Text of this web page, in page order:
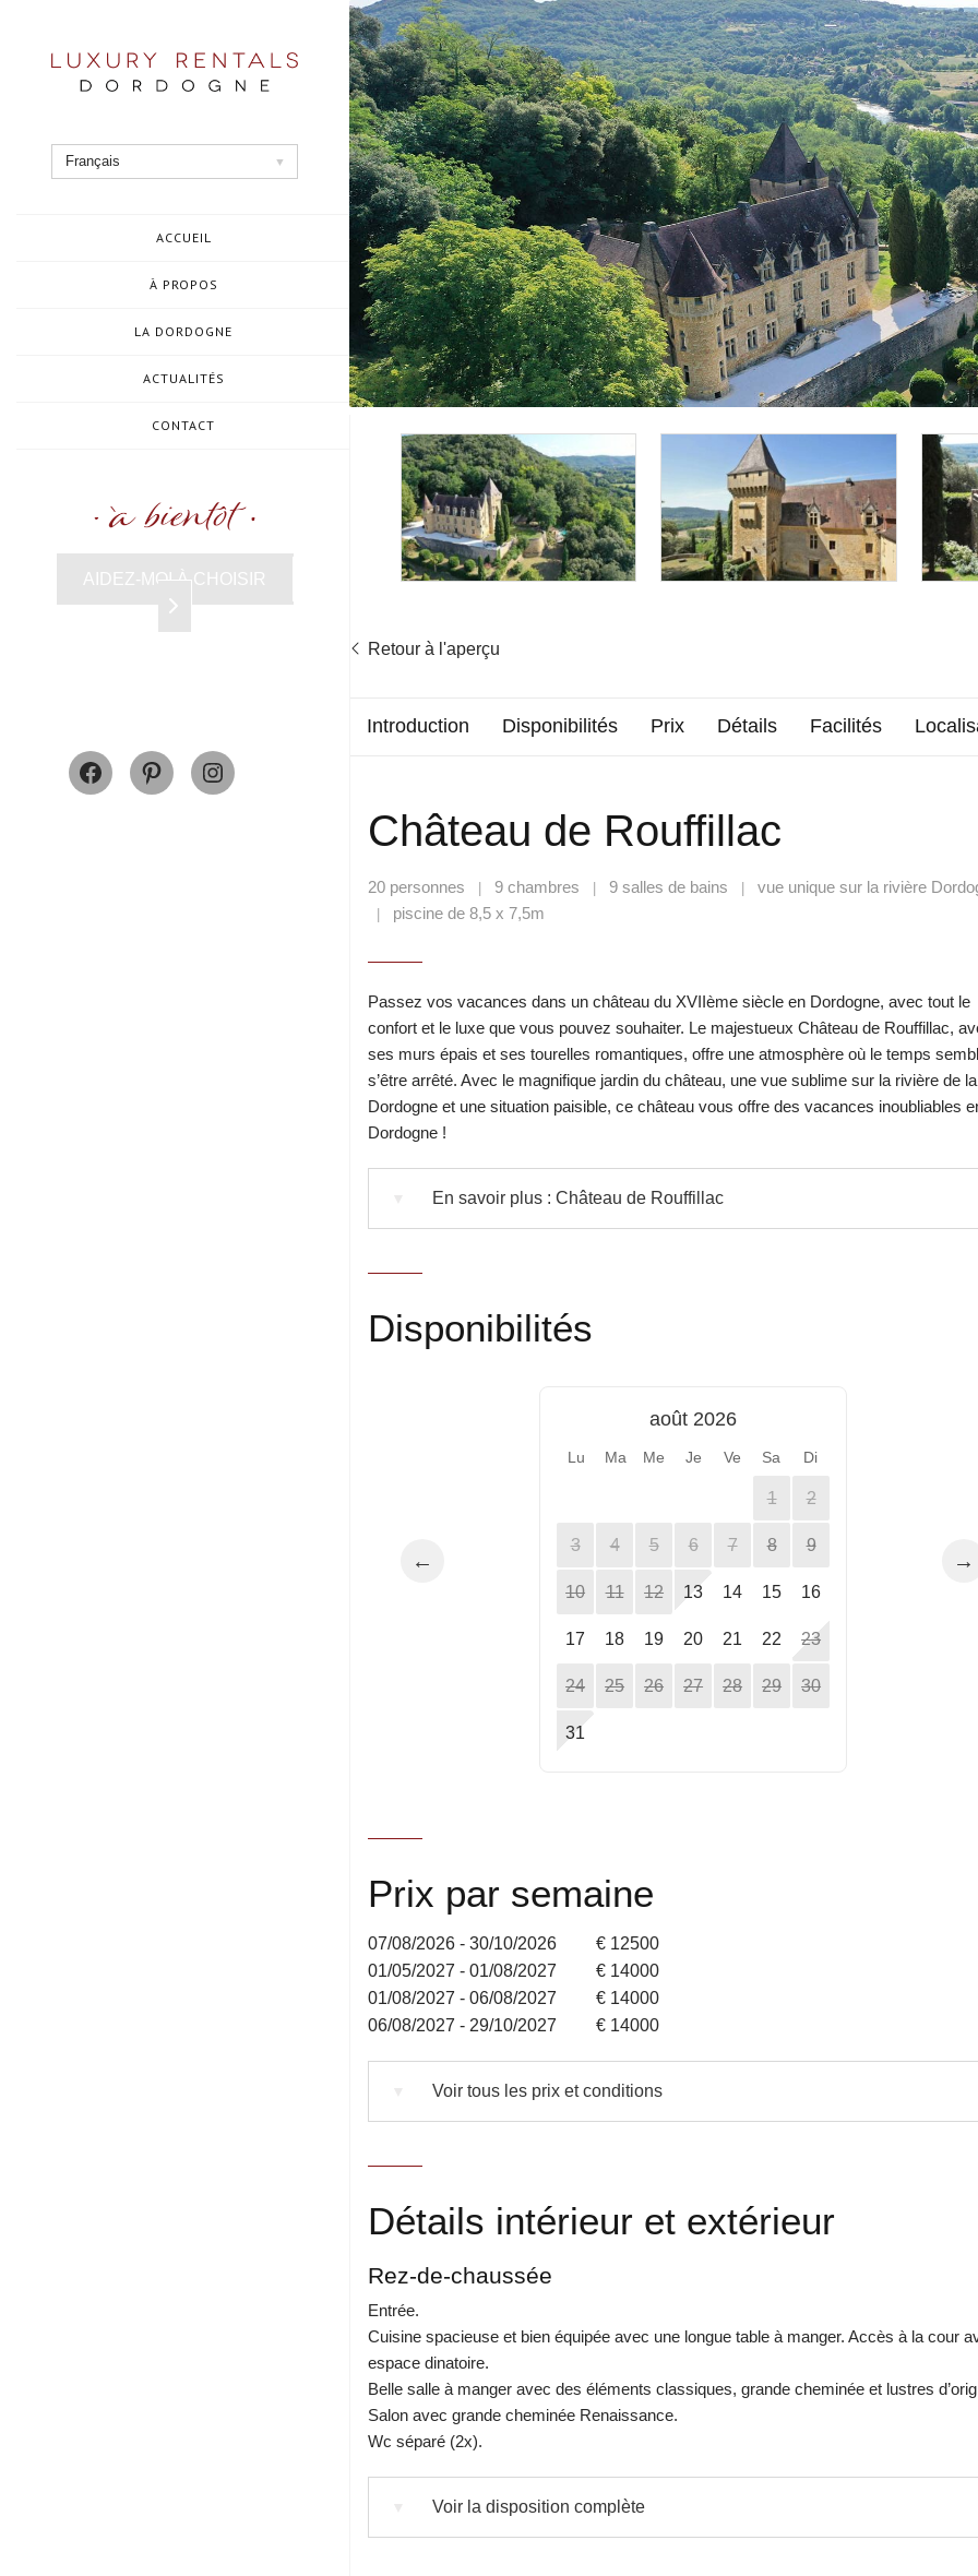
contenu
Français
ACCUEIL
À PROPOS
LA DORDOGNE
ACTUALITÉS
CONTACT
AIDEZ-MOI À CHOISIR
Facebook
PinterestInstagram
Retour à l'aperçu
Introduction Disponibilités Prix Détails Facilités
Château de Rouffillac
20 personnes 9 chambres 9 salles de bains vue unique sur la rivière
piscine de 8,5 x 7,5m
Passez vos vacances dans un château du XVIIème siècle en Dordogne, avec tout le
confort et le luxe que vous pouvez souhaiter. Le majestueux Château de Rouffillac,
ses murs épais et ses tourelles romantiques, offre une atmosphère où le temps
s’être arrêté. Avec le magnifique jardin du château, une vue sublime sur la rivière de la
Dordogne et une situation paisible, ce château vous offre des vacances inoubliables
Dordogne !
En savoir plus : Château de Rouffillac
Disponibilités
←
août 2026
Lu Ma Me Je Ve Sa Di
1 2
3 4 5 6 7 8 9
10 11 12 13 14 15 16
17 18 19 20 21 22 23
24 25 26 27 28 29 30
31
→
Prix par semaine
07/08/2026 - 30/10/2026
€ 12500
01/05/2027 - 01/08/2027
€ 14000
01/08/2027 - 06/08/2027
€ 14000
06/08/2027 - 29/10/2027
€ 14000
Voir tous les prix et conditions
Détails intérieur et extérieur
Rez-de-chaussée
Entrée.
Cuisine spacieuse et bien équipée avec une longue table à manger. Accès à la cour
espace dinatoire.
Belle salle à manger avec des éléments classiques, grande cheminée et lustres
Salon avec grande cheminée Renaissance.
Wc séparé (2x).
Voir la disposition complète